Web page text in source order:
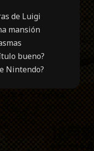
de Luigi
mansión
bueno?
Nintendo?